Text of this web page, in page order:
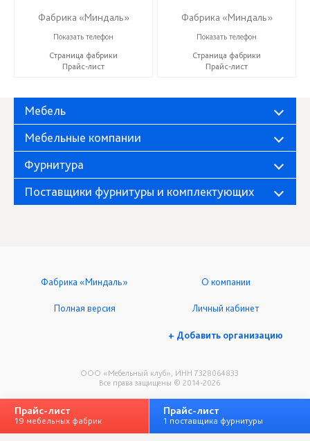
Фабрика «Миндаль»
+7 (927) 630-62-82
Показать телефон
Страница фабрики
Прайс-лист
Фабрика «Миндаль»
+7 (927) 630-62-82
Показать телефон
Страница фабрики
Прайс-лист
Мебель
Мебельные компании
Фурнитура
Поставщики фурнитуры и комплектующих
ООО «Мебельный клуб», ИНН 7328064833
Все права защищены © 2014-2026
Фабрика «Миндаль» О компании
Полная версия Личный кабинет
+ Добавить организацию
Прайс-лист
19 мебельных фабрик
Прайс-лист
1 поставщика фурнитуры